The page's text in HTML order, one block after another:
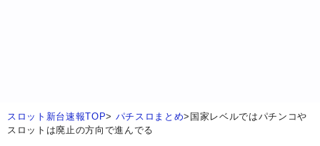
スロット新台速報TOP> パチスロまとめ> 国家レベルではパチンコや
スロットは廃止の方向で進んでる